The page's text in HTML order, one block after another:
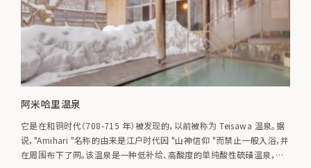
阿米哈里温泉
它是在和铜时代（708-715 年）被发现的，以前被称为 Teisawa 温泉。据
说，"Amihari "名称的由来是江户时代因 "山神信仰 "而禁止一般入浴，并
在周围布下了网。该温泉是一种低补给、高酸度的单纯酸性硫磺温泉，其